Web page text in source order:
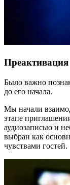
Преактивация
Было важно
до его начала.
Мы начали
этапе
аудиозаписью и
выбран как
чувствами гостей.